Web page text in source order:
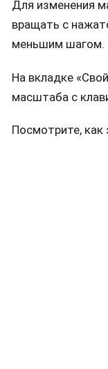
Для изменения
вращать с
меньшим шагом.
На вкладке
масштаба с
Посмотрите, как